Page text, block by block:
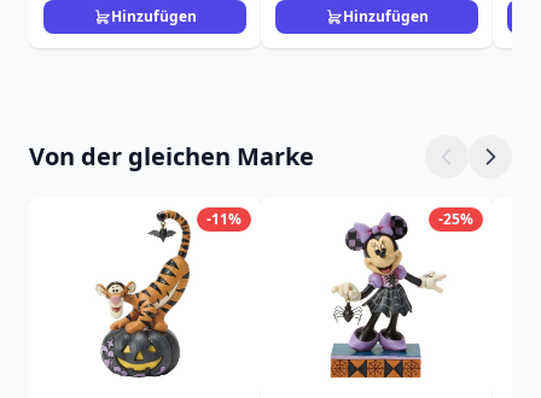
Hinzufügen
Hinzufügen
Von der gleichen Marke
-11% -25%